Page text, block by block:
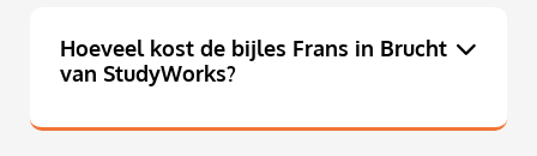
Hoeveel kost de bijles Frans in Brucht
van StudyWorks?